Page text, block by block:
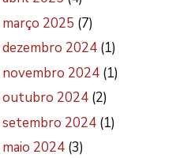
março 2025 (7)
dezembro 2024 (1)
novembro 2024 (1)
outubro 2024 (2)
setembro 2024 (1)
maio 2024 (3)